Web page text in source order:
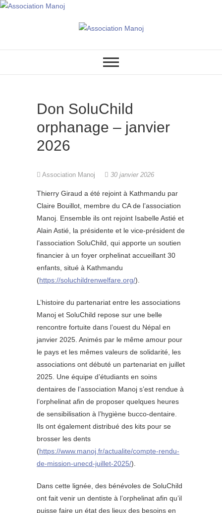
Association Manoj
Don SoluChild
orphanage – janvier
2026
Association Manoj 30 janvier 2026
Thierry Giraud a été rejoint à Kathmandu par
Claire Bouillot, membre du CA de l’association
Manoj. Ensemble ils ont rejoint Isabelle Astié et
Alain Astié, la présidente et le vice-président de
l’association SoluChild, qui apporte un soutien
financier à un foyer orphelinat accueillant 30
enfants, situé à Kathmandu
(https://soluchildrenwelfare.org/).
L’histoire du partenariat entre les associations
Manoj et SoluChild repose sur une belle
rencontre fortuite dans l’ouest du Népal en
janvier 2025. Animés par le même amour pour
le pays et les mêmes valeurs de solidarité, les
associations ont débuté un partenariat en juillet
2025. Une équipe d’étudiants en soins
dentaires de l’association Manoj s’est rendue à
l’orphelinat afin de proposer quelques heures
de sensibilisation à l’hygiène bucco-dentaire.
Ils ont également distribué des kits pour se
brosser les dents
(https://www.manoj.fr/actualite/compte-rendu-
de-mission-unecd-juillet-2025/).
Dans cette lignée, des bénévoles de SoluChild
ont fait venir un dentiste à l’orphelinat afin qu’il
puisse faire un état des lieux des besoins en